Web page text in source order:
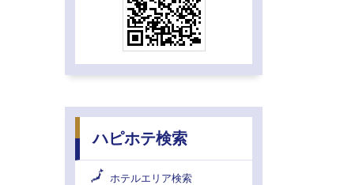
ハピホテ検索
ホテルエリア検索